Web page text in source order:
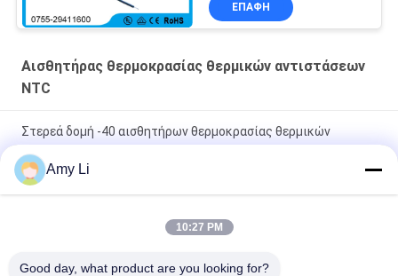
ΕΠΑΦΉ
Αισθητήρας θερμοκρασίας θερμικών αντιστάσεων
NTC
Στερεά δομή -40 αισθητήρων θερμοκρασίας θερμικών
αντιστάσεων υψηλής ακρίβειας ~125 Temp βαθμού σειρά
Επαγγελματική πιστοποίηση RoHS υψηλής αποδοτικότητας
Amy Li
10:27 PM
Good day, what product are you looking for?